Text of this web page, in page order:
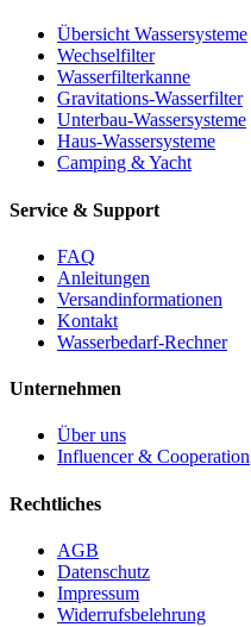
Übersicht Wassersysteme
Wechselfilter
Wasserfilterkanne
Gravitations-Wasserfilter
Unterbau-Wassersysteme
Haus-Wassersysteme
Camping & Yacht
Service & Support
FAQ
Anleitungen
Versandinformationen
Kontakt
Wasserbedarf-Rechner
Unternehmen
Über uns
Influencer & Cooperation
Rechtliches
AGB
Datenschutz
Impressum
Widerrufsbelehrung